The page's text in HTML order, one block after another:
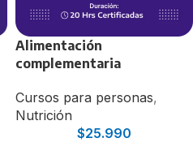
Alimentación
complementaria
Cursos para personas,
Nutrición
$25.990